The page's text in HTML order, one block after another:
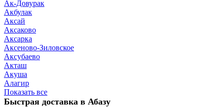
Ак-Довурак
Акбулак
Аксай
Аксаково
Аксарка
Аксеново-Зиловское
Аксубаево
Акташ
Акуша
Алагир
Показать все
Быстрая доставка в Абазу